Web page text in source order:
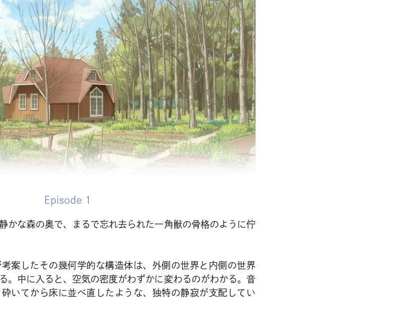
Episode 1
かな森の奥で、まるで忘れ去られた一角獣の骨格のように佇
案したその幾何学的な構造体は、外側の世界と内側の世界
。中に入ると、空気の密度がわずかに変わるのがわかる。音
いてから床に並べ直したような、独特の静寂が支配してい